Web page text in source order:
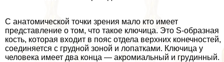
С анатомической точки зрения мало кто имеет
представление о том, что такое ключица. Это S-образная
кость, которая входит в пояс отдела верхних конечностей,
соединяется с грудной зоной и лопатками. Ключица у
человека имеет два конца — акромиальный и гpyдинный.